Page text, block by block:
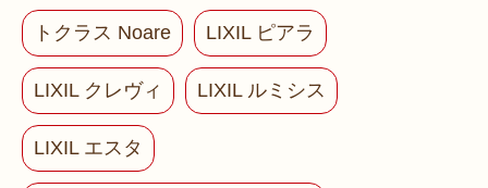
トクラス Noare LIXIL ピアラ
LIXIL クレヴィ LIXIL ルミシス
LIXIL エスタ